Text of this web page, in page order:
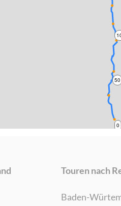
0
50
Touren nach
Baden-